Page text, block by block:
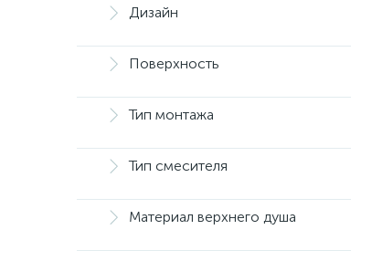
Дизайн
Поверхность
Тип монтажа
Тип смесителя
Материал верхнего душа